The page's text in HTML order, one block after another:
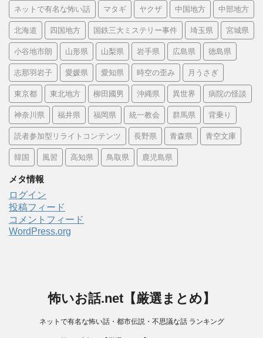
ネットで有名な怖い話 マタギ ヤクザ 中国地方 中部地方
北海道 四国地方 国鉄三大ミステリー事件 埼玉県 宮城県
小谷地市朗 山形県 山梨県 岩手県 広島県 徳島県
志那羽岩子 愛媛県 愛知県 時空の歪み 月うさぎ
東京都 東北地方 柳田國男 沖縄県 異世界 病院の怪談
神奈川県 福井県 福岡県 統一教会 群馬県 背乗り
読者参加型リライトコンテンツ 長野県 青森県 青空文庫
韓国 風習 高知県 鳥取県 鹿児島県
メタ情報
ログイン
投稿フィード
コメントフィード
WordPress.org
怖いお話.net【厳選まとめ】
ネットで有名な怖い話・都市伝説・不思議な話 ランキング